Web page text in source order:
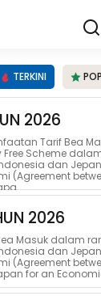
TERKINI
2026
Tarif Bea
Free Scheme
dan
(Agreement
2026
Masuk dalam
dan
(Agreement
for an